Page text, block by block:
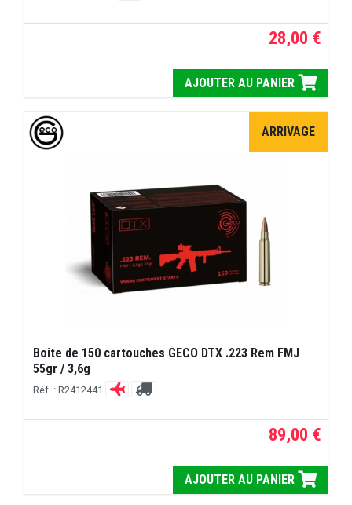
28,00 €
AJOUTER AU PANIER
ARRIVAGE
Boite de 150 cartouches GECO DTX .223 Rem FMJ
55gr / 3,6g
Réf. : R2412441
89,00 €
AJOUTER AU PANIER